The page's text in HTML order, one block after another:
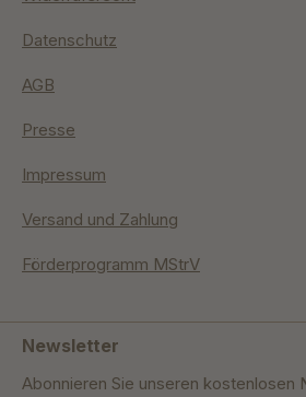
Datenschutz
AGB
Presse
Impressum
Versand und Zahlung
Förderprogramm MStrV
Newsletter
Abonnieren Sie unseren kostenlosen